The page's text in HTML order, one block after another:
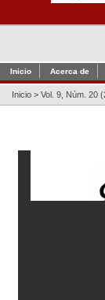
Inicio Acerca de
Inicio > Vol. 9, Núm. 20